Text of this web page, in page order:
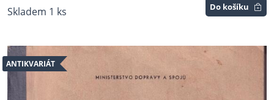
Skladem 1 ks Do košíku
ANTIKVARIÁT